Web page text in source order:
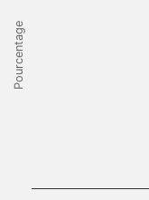
Pourcentage